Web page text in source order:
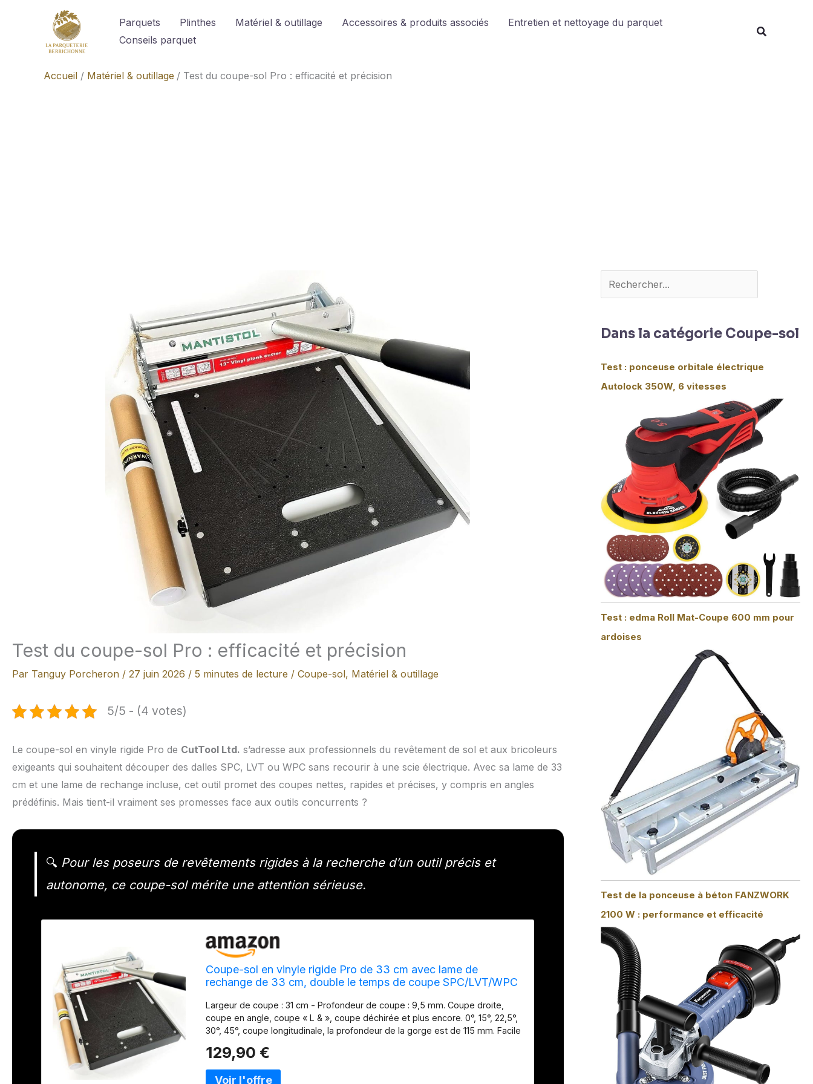
Parquets Plinthes Matériel & outillage Accessoires & produits associés
Entretien et nettoyage du parquet
Conseils parquet
Accueil Matériel & outillage Test du coupe-sol Pro : efficacité et précision
Test du coupe-sol Pro : efficacité et précision
Par Tanguy Porcheron / 27 juin 2026 / 5 minutes de lecture / Coupe-sol, Matériel & outillage
5/5 - (4 votes)
Le coupe-sol en vinyle rigide Pro de CutTool Ltd. s’adresse aux professionnels du revêtement de sol et aux bricoleurs
exigeants qui souhaitent découper des dalles SPC, LVT ou WPC sans recourir à une scie électrique. Avec sa lame de 33
cm et une lame de rechange incluse, cet outil promet des coupes nettes, rapides et précises, y compris en angles
prédéfinis. Mais tient-il vraiment ses promesses face aux outils concurrents ?
🔍 Pour les poseurs de revêtements rigides à la recherche d’un outil précis et
autonome, ce coupe-sol mérite une attention sérieuse.
Coupe-sol en vinyle rigide Pro de 33 cm avec lame de
rechange de 33 cm, double le temps de coupe SPC/LVT/WPC
Aucune mesure ! Pas de devinettes
Largeur de coupe : 31 cm - Profondeur de coupe : 9,5 mm. Coupe droite,
coupe en angle, coupe « L & », coupe déchirée et plus encore. 0°, 15°, 22,5°,
30°, 45°, coupe longitudinale, la profondeur de la gorge est de 115 mm. Facile
revêtement de sol en planches de vinyle. Ne peut pas couper les sols
stratifiés et autres bois d'ingénierie. Pas de poussière, pas de bruit, pas
d'électricité nécessaire, découpe facile et professionnelle des planchers en
129,90 €
Dans la catégorie Coupe-sol
Test : ponceuse orbitale électrique
Autolock 350W, 6 vitesses
Test : edma Roll Mat-Coupe 600 mm pour
ardoises
Test de la ponceuse à béton FANZWORK
2100 W : performance et efficacité